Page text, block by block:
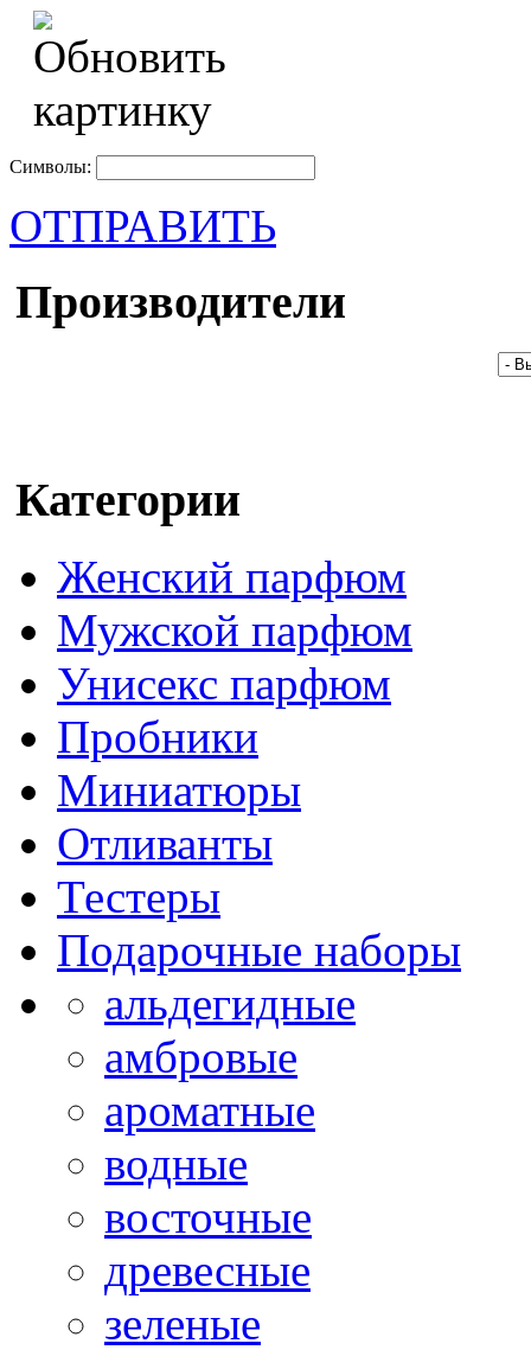
Символы:
ОТПРАВИТЬ
Производители
Категории
Женский парфюм
Мужской парфюм
Унисекс парфюм
Пробники
Миниатюры
Отливанты
Тестеры
Подарочные наборы
альдегидные
амбровые
ароматные
водные
восточные
древесные
зеленые